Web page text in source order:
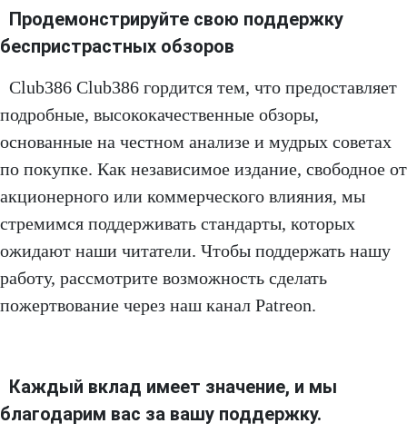
Продемонстрируйте свою поддержку
беспристрастных обзоров
Club386 Club386 гордится тем, что предоставляет
подробные, высококачественные обзоры,
основанные на честном анализе и мудрых советах
по покупке. Как независимое издание, свободное от
акционерного или коммерческого влияния, мы
стремимся поддерживать стандарты, которых
ожидают наши читатели. Чтобы поддержать нашу
работу, рассмотрите возможность сделать
пожертвование через наш канал Patreon.
Каждый вклад имеет значение, и мы
благодарим вас за вашу поддержку.